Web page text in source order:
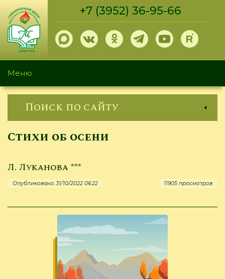
Перейти
основному
содержанию
+7 (3952) 36-95-66
Меню
Поиск по сайту
Стихи об осени
Л. Луканова ***
Опубликовано 31/10/2022 06:22 11905 просмотров